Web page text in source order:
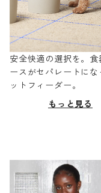
安全快適の選択を。食
ースがセパレートにな
ットフィーダー。
もっと見る